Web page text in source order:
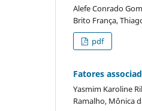
Alefe Conrado
Brito França,
pdf
Fatores
Yasmim Karoline
Ramalho, Mônica